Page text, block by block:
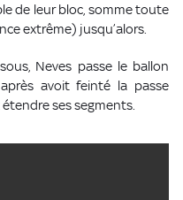
de leur bloc, somme toute
extrême) jusqu’alors.
Neves passe le ballon
avoit feinté la passe
ses segments.